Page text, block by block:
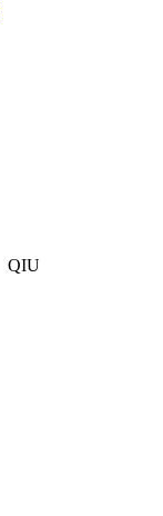
QIU